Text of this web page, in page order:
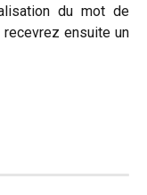
du mot de
ensuite un